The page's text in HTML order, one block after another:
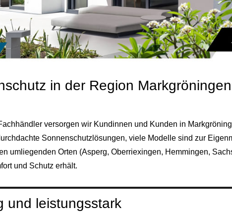
in der Region
versorgen wir Kundinnen und Kunden in
Sonnenschutzlösungen, viele Modelle sind zur
umliegenden Orten (Asperg, Oberriexingen, Hemmingen,
und Schutz erhält.
und leistungsstark